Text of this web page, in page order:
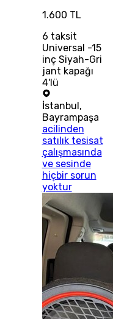
1.600 TL
6 taksit
Universal -15
inç Siyah-Gri
jant kapağı
4'lü
İstanbul,
Bayrampaşa
acilinden
satılık tesisat
çalışmasında
ve sesinde
hiçbir sorun
yoktur